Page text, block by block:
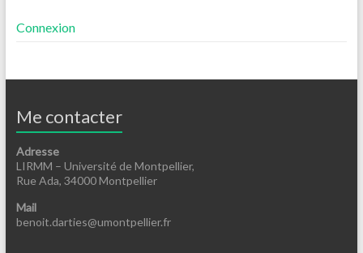
Connexion
Me contacter
Adresse
LIRMM – Université de Montpellier,
Rue Ada, 34000 Montpellier
Mail
benoit.darties@umontpellier.fr